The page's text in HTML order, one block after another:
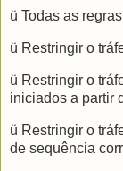
ü Todas as
ü Restringir o
ü Restringir o
iniciados a partir
ü Restringir o
de sequência